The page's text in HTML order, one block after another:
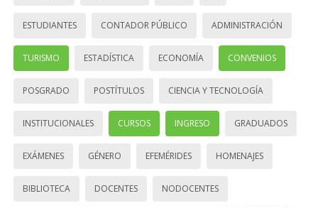
ESTUDIANTES CONTADOR PÚBLICO ADMINISTRACIÓN
TURISMO ESTADÍSTICA ECONOMÍA CONVENIOS
POSGRADO POSTÍTULOS CIENCIA Y TECNOLOGÍA
INSTITUCIONALES CURSOS INGRESO GRADUADOS
EXÁMENES GÉNERO EFEMÉRIDES HOMENAJES
BIBLIOTECA DOCENTES NODOCENTES